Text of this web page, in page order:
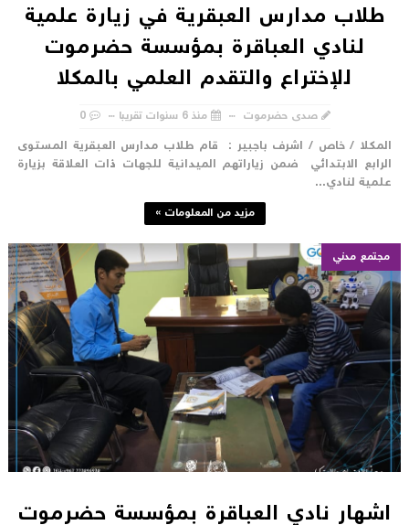
طلاب مدارس العبقرية في زيارة علمية
لنادي العباقرة بمؤسسة حضرموت
للإختراع والتقدم العلمي بالمكلا
صدى حضرموت منذ 6 سنوات تقريبا 0
/ خاص / اشرف باجبير : قام طلاب مدارس العبقرية المستوى
الابتدائي ضمن زياراتهم الميدانية للجهات ذات العلاقة بزيارة
لنادي...
مزيد من المعلومات »
مجتمع مدني
اشهار نادي العباقرة بمؤسسة حضرموت